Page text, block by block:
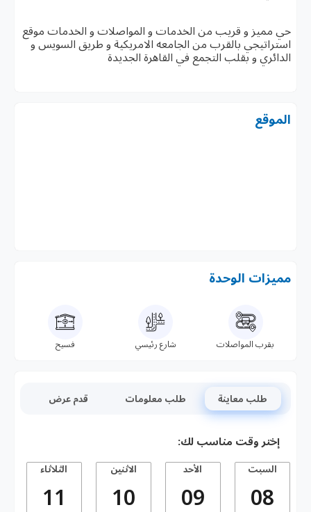
حي مميز و قريب من الخدمات و المواصلات و الخدمات موقع
استراتيجي بالقرب من الجامعه الامريكية و طريق السويس و
الدائري و بقلب التجمع في القاهرة الجديدة
الموقع
مميزات الوحدة
بقرب المواصلات شارع رئيسي فسيح
طلب معاينة طلب معلومات قدم عرض
إختر وقت مناسب لك:
السبت
08
الأحد
09
الاثنين
10
الثلاثاء
11